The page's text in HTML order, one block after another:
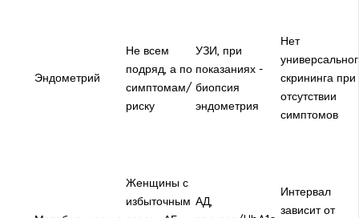
Эндометрий
Не всем
подряд, а по
симптомам/
риску
УЗИ, при
показаниях -
биопсия
эндометрия
Нет
скрининга при
отсутствии
симптомов
Женщины с
избыточным АД,
Интервал
зависит от